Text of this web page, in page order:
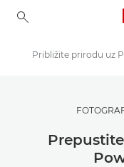
Priče o fotografiji i